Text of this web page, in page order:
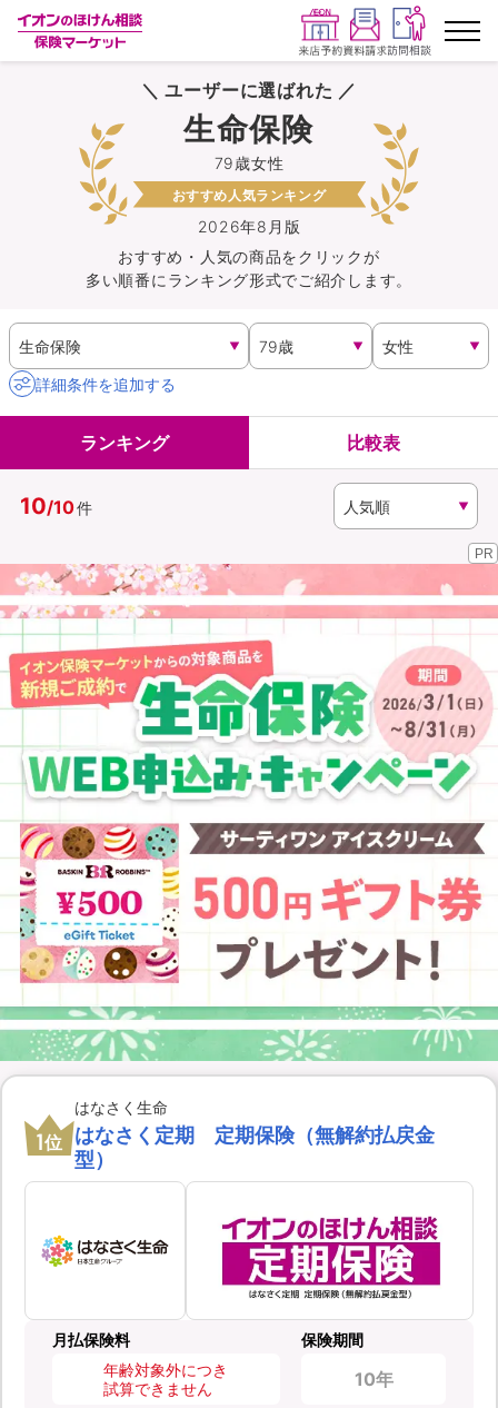
ランキングから探す
保険を比較する
保険会社から探す
イオンカード会員さま専用保険
キャンペーン一覧
イオングループ従業員さま向け
資料請求
（無料）
訪問相談
イオンカード会員さま専用保険
＼ ユーザーに選ばれた ／
2026年8月版
79歳女性
生命保険
おすすめ人気ランキング
おすすめ・人気の商品をクリックが
多い順番にランキング形式でご紹介します。
詳細条件を追加する
ランキング 比較表
10/10件
PR
1位
はなさく生命
はなさく定期 定期保険（無解約払戻金
型）
月払保険料
年齢対象外につき
試算できません
保険期間
10年